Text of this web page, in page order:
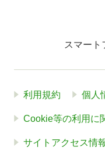
スマート
利用規約 個人
Cookie等の利用に
サイトアクセス情